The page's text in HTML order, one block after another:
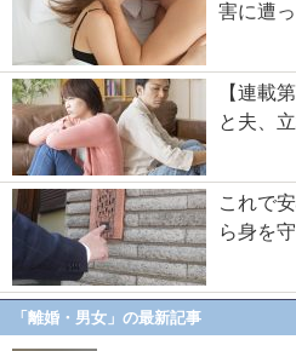
害に遭
【連載
と夫、
これで
ら身を
「離婚・男女」の最新記事